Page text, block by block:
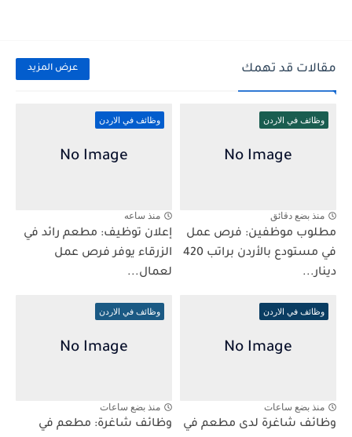
مقالات قد تهمك عرض المزيد
وظائف في الاردن
منذ بضع دقائق
مطلوب موظفين: فرص عمل
في مستودع بالأردن براتب 420
دينار...
وظائف في الاردن
منذ ساعه
إعلان توظيف: مطعم رائد في
الزرقاء يوفر فرص عمل
لعمال...
وظائف في الاردن
منذ بضع ساعات
وظائف شاغرة لدى مطعم في
وظائف في الاردن
منذ بضع ساعات
وظائف شاغرة: مطعم في